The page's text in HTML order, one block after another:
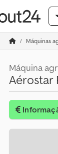
Máquinas
Máquina
Aérostar